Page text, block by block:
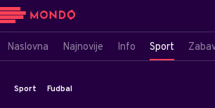
Naslovna Najnovije Info Sport
Sport Fudbal